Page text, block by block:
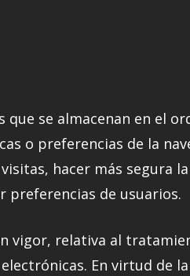
que se almacenan en el
o preferencias de la
hacer más segura la
preferencias de usuarios.
vigor, relativa al
En virtud de